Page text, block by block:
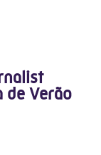
de Verão